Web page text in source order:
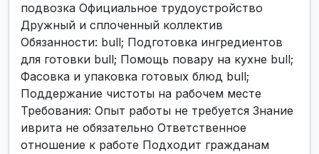
подвозка Официальное трудоустройство
Дружный и сплоченный коллектив
Обязанности: bull; Подготовка ингредиентов
для готовки bull; Помощь повару на кухне bull;
Фасовка и упаковка готовых блюд bull;
Поддержание чистоты на рабочем месте
Требования: Опыт работы не требуется Знание
иврита не обязательно Ответственное
отношение к работе Подходит гражданам